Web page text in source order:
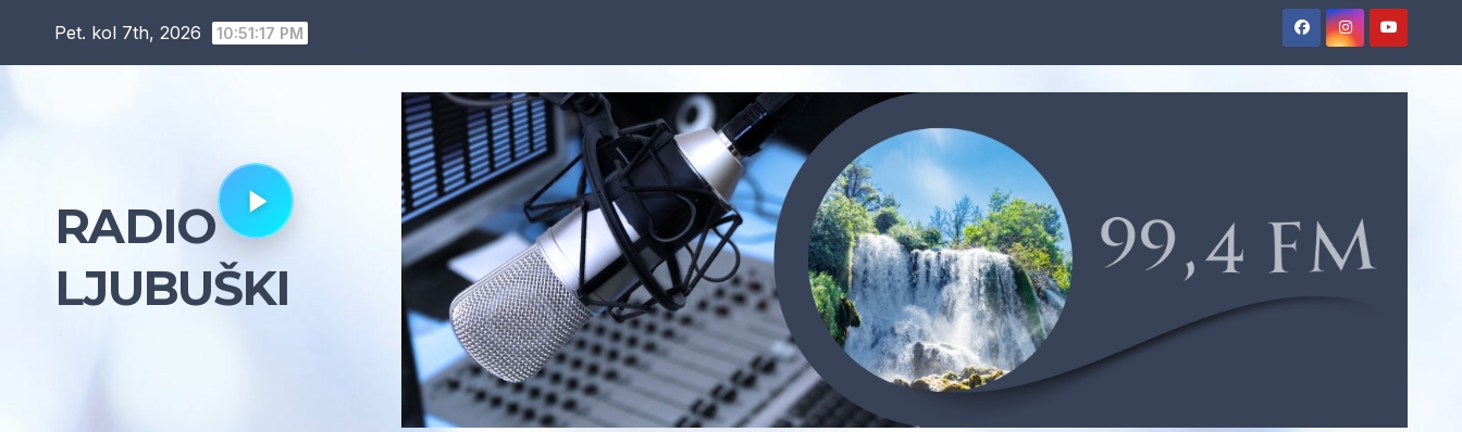
Pet. kol 7th, 2026 10:51:19 PM
RADIO
LJUBUŠKI